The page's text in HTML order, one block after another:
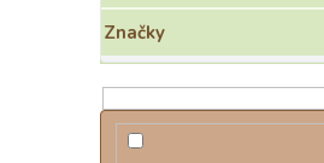
Značky